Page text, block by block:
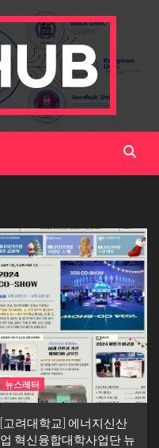
뉴스레터
[고려대학교] 에너지신산
업 혁신융합대학사업단 뉴